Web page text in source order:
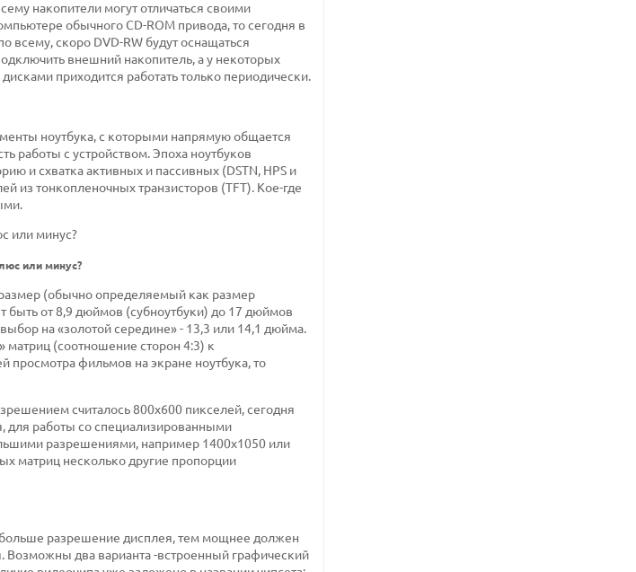
накопители могут отличаться своими
обычного CD-ROM привода, то сегодня в
скоро DVD-RW будут оснащаться
внешний накопитель, а у некоторых
приходится работать только периодически.
ноутбука, с которыми напрямую общается
работы с устройством. Эпоха ноутбуков
и схватка активных и пассивных (DSTN, HPS и
из тонкопленочных транзисторов (TFT). Кое-где
или минус?
(обычно определяемый как размер
быть от 8,9 дюймов (субноутбуки) до 17 дюймов
на «золотой середине» - 13,3 или 14,1 дюйма.
матриц (соотношение сторон 4:3) к
фильмов на экране ноутбука, то
считалось 800х600 пикселей, сегодня
для работы со специализированными
разрешениями, например 1400х1050 или
матриц несколько другие пропорции
разрешение дисплея, тем мощнее должен
Возможны два варианта -встроенный графический